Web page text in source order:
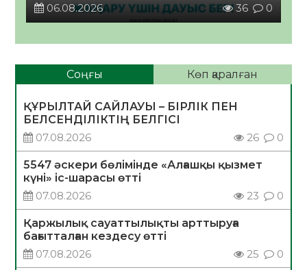
06.08.2026
36 0
Соңғы Көп қаралған
ҚҰРЫЛТАЙ САЙЛАУЫ – БІРЛІК ПЕН
БЕЛСЕНДІЛІКТІҢ БЕЛГІСІ
07.08.2026
26 0
5547 әскери бөлімінде «Алғашқы қызмет
күні» іс-шарасы өтті
07.08.2026
23 0
Қаржылық сауаттылықты арттыруға
бағытталған кездесу өтті
07.08.2026
25 0